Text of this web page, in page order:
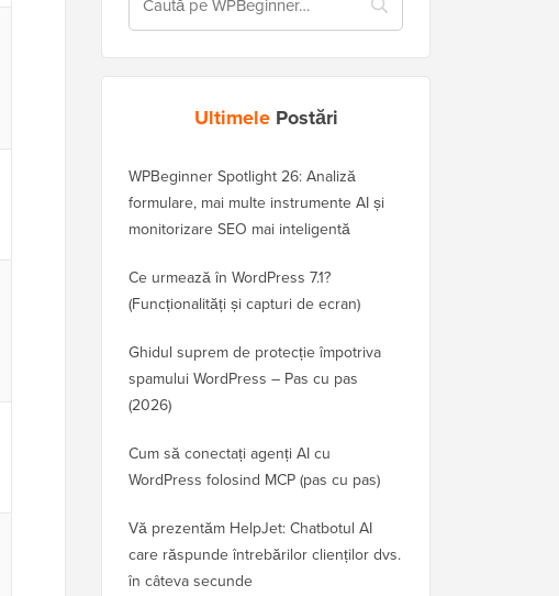
UltimelePostări
WPBeginner Spotlight 26: Analiză
formulare, mai multe instrumente AI și
monitorizare SEO mai inteligentă
Ce urmează în WordPress 7.1?
(Funcționalități și capturi de ecran)
Ghidul suprem de protecție împotriva
spamului WordPress – Pas cu pas
(2026)
Cum să conectați agenți AI cu
WordPress folosind MCP (pas cu pas)
Vă prezentăm HelpJet: Chatbotul AI
care răspunde întrebărilor clienților dvs.
în câteva secunde